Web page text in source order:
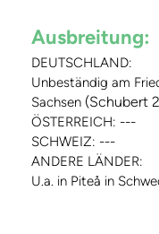
Ausbreitung:
DEUTSCHLAND:
Unbeständig am
Sachsen (Schubert
ÖSTERREICH: ---
SCHWEIZ: ---
ANDERE LÄNDER:
U.a. in Piteå in